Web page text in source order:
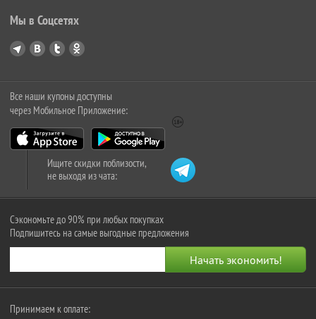
Мы в Соцсетях
Все наши купоны доступны
через Мобильное Приложение:
Ищите скидки поблизости,
не выходя из чата:
Сэкономьте до 90% при любых покупках
Подпишитесь на самые выгодные предложения
Принимаем к оплате: